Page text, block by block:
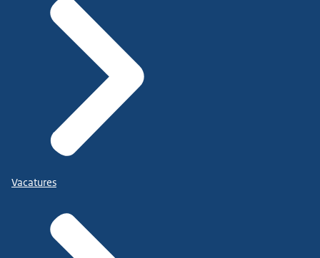
Vacatures